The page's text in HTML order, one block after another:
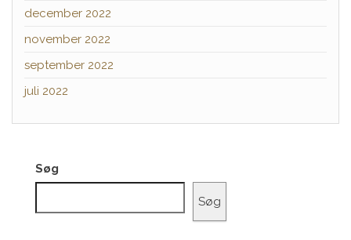
december 2022
november 2022
september 2022
juli 2022
Søg
Søg